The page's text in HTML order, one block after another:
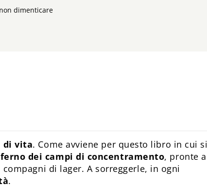
dimenticare
di vita. Come avviene per questo libro in cui si
dei campi di concentramento, pronte a
di lager. A sorreggerle, in ogni
.